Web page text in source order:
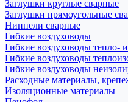
Заглушки круглые сварные
Заглушки прямоугольные
Ниппели сварные
Гибкие воздуховоды
Гибкие воздуховоды тепло-
Гибкие воздуховоды
Гибкие воздуховоды
Расходные материалы,
Изоляционные материалы